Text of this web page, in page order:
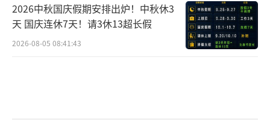
2026中秋国庆假期安排出炉！中秋休3
天 国庆连休7天！请3休13超长假
2026-08-05 08:41:43